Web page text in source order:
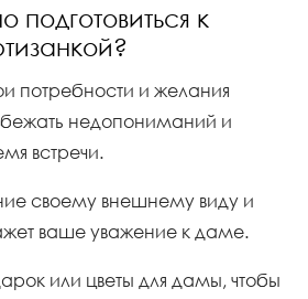
подготовиться к
потребности и желания
недопониманий и
встречи.
своему внешнему виду и
ваше уважение к даме.
или цветы для дамы, чтобы